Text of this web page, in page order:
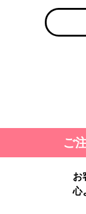
ご
お
心